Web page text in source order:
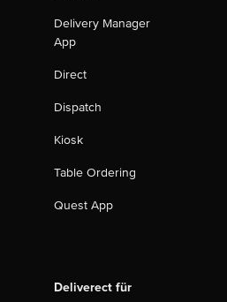
Delivery Manager
App
Direct
Dispatch
Kiosk
Table Ordering
Quest App
Deliverect für